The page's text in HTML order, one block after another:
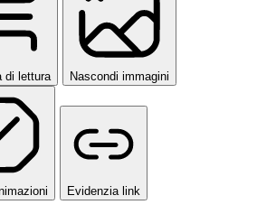
di lettura Nascondi immagini
Evidenzia link